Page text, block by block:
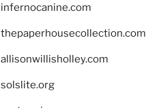
infernocanine.com
thepaperhousecollection.com
allisonwillisholley.com
solslite.org